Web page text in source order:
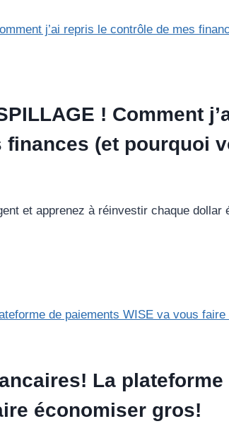
! Comment
finances (et pourquoi
et apprenez à réinvestir chaque dollar
La plateforme
économiser gros!